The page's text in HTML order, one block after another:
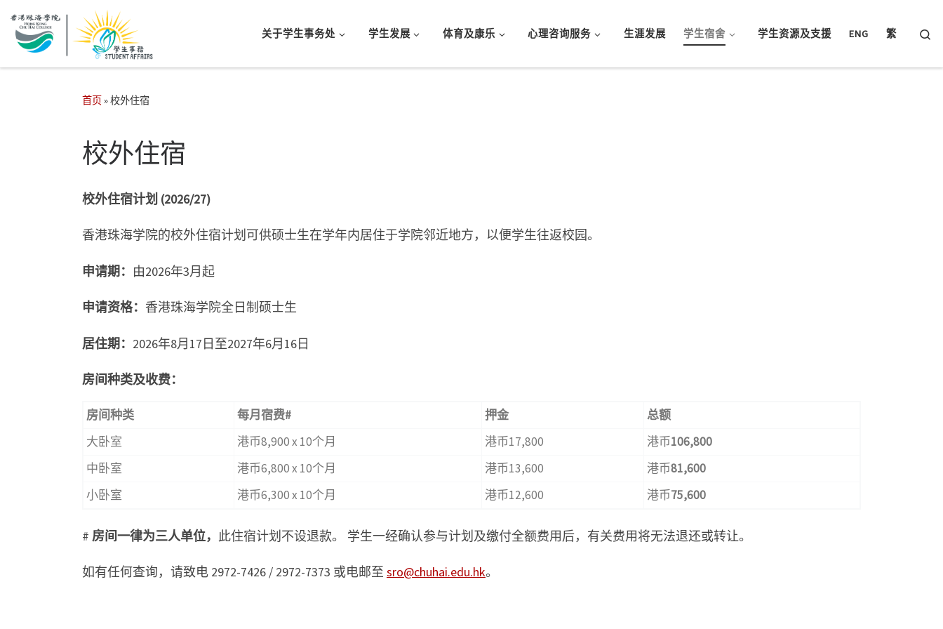
关于学生事务处 学生发展 体育及康乐 心理咨询服务 生涯发展 学生宿舍 学生资源及支援 ENG 繁
首页 »校外住宿
校外住宿
校外住宿计划 (2026/27)
香港珠海学院的校外住宿计划可供硕士生在学年内居住于学院邻近地方，以便学生往返校园。
申请期： 由2026年3月起
申请资格： 香港珠海学院全日制硕士生
居住期： 2026年8月17日至2027年6月16日
房间种类及收费：
房间种类 每月宿费# 押金 总额
大卧室
港币8,900 x 10个月 港币17,800 港币106,800
中卧室
港币6,800 x 10个月 港币13,600 港币81,600
小卧室
港币6,300 x 10个月 港币12,600 港币75,600
# 房间一律为三人单位， 此住宿计划不设退款。 学生一经确认参与计划及缴付全额费用后，有关费用将无法退还或转让。
如有任何查询，请致电 2972-7426 / 2972-7373 或电邮至 sro@chuhai.edu.hk。